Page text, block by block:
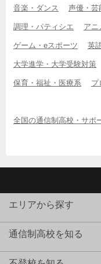
音楽・ダンス 声優・芸
調理・パティシエ アニ
ゲーム・eスポーツ 英
大学進学・大学受験対策
保育・福祉・医療系 プ
全国の通信制高校・サポ
エリアから探す
通信制高校を知る